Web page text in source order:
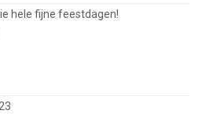
hele fijne feestdagen!